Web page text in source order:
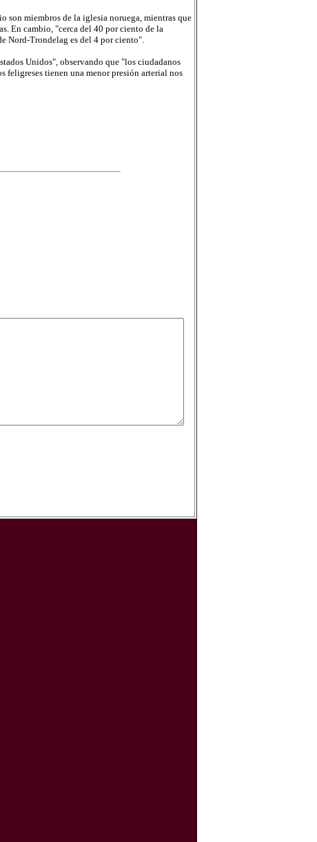
miembros de la iglesia noruega, mientras que
En cambio, "cerca del 40 por ciento de la
Nord-Trondelag es del 4 por ciento".
Unidos", observando que "los ciudadanos
feligreses tienen una menor presión arterial nos